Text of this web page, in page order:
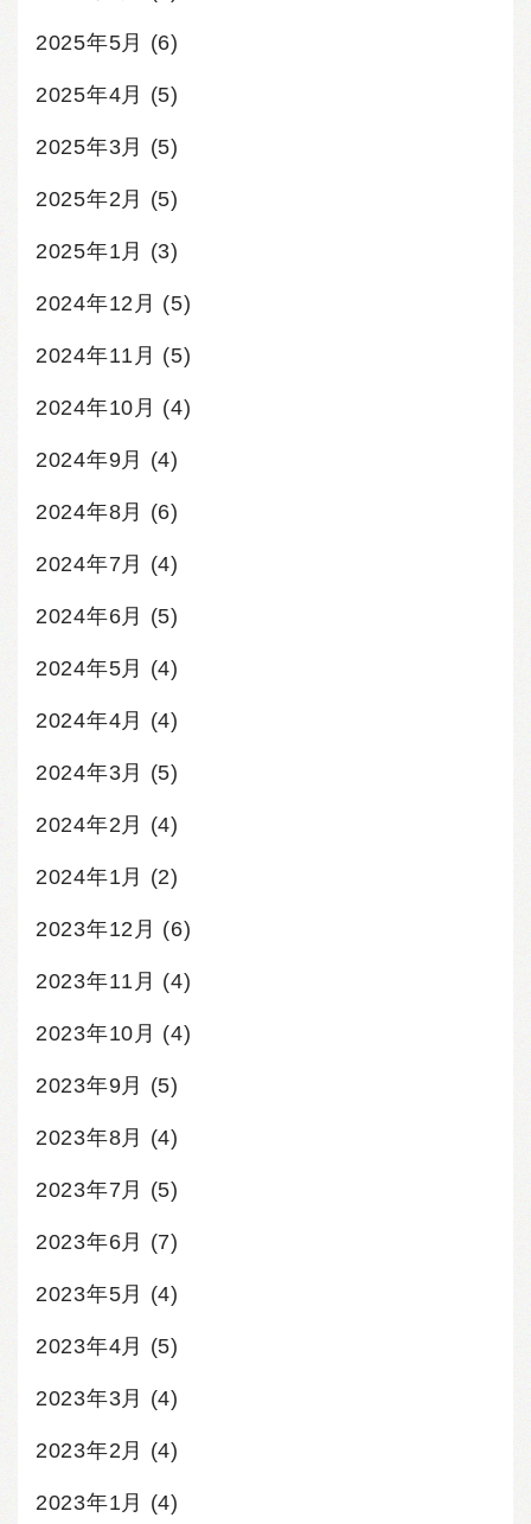
2025年5月 (6)
2025年4月 (5)
2025年3月 (5)
2025年2月 (5)
2025年1月 (3)
2024年12月 (5)
2024年11月 (5)
2024年10月 (4)
2024年9月 (4)
2024年8月 (6)
2024年7月 (4)
2024年6月 (5)
2024年5月 (4)
2024年4月 (4)
2024年3月 (5)
2024年2月 (4)
2024年1月 (2)
2023年12月 (6)
2023年11月 (4)
2023年10月 (4)
2023年9月 (5)
2023年8月 (4)
2023年7月 (5)
2023年6月 (7)
2023年5月 (4)
2023年4月 (5)
2023年3月 (4)
2023年2月 (4)
2023年1月 (4)